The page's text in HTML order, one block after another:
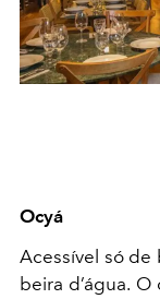
Ocyá
Acessível só de
beira d’água.